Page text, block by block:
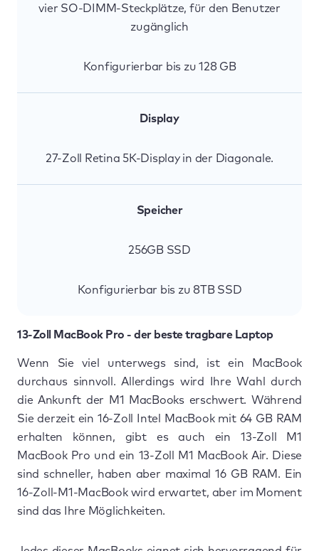
vier SO-DIMM-Steckplätze, für den Benutzer
zugänglich
Konfigurierbar bis zu 128 GB
Display
27-Zoll Retina 5K-Display in der Diagonale.
Speicher
256GB SSD
Konfigurierbar bis zu 8TB SSD
13-Zoll MacBook Pro - der beste tragbare Laptop
Wenn Sie viel unterwegs sind, ist ein MacBook
durchaus sinnvoll. Allerdings wird Ihre Wahl durch
die Ankunft der M1 MacBooks erschwert. Während
Sie derzeit ein 16-Zoll Intel MacBook mit 64 GB RAM
erhalten können, gibt es auch ein 13-Zoll M1
MacBook Pro und ein 13-Zoll M1 MacBook Air. Diese
sind schneller, haben aber maximal 16 GB RAM. Ein
16-Zoll-M1-MacBook wird erwartet, aber im Moment
sind das Ihre Möglichkeiten.